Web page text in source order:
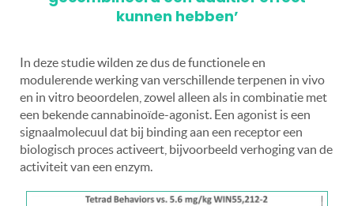
kunnen hebben’
In deze studie wilden ze dus de functionele en
modulerende werking van verschillende terpenen in vivo
en in vitro beoordelen, zowel alleen als in combinatie met
een bekende cannabinoïde-agonist. Een agonist is een
signaalmolecuul dat bij binding aan een receptor een
biologisch proces activeert, bijvoorbeeld verhoging van de
activiteit van een enzym.